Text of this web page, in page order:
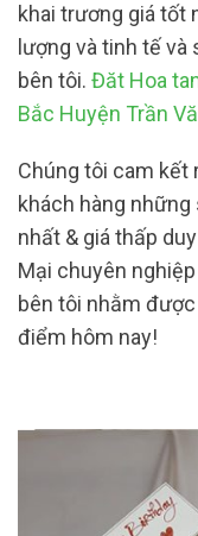
khai trương giá tốt
lượng và tinh tế
bên tôi. Đăt Hoa
Bắc Huyện Trần
Chúng tôi cam kết
khách hàng
nhất & giá thấp
Mại chuyên
bên tôi nhằm
điểm hôm nay!